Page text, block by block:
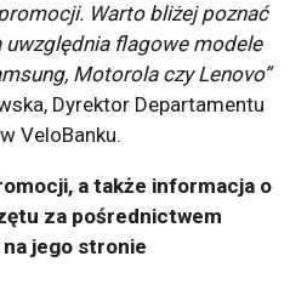
Warto bliżej poznać
flagowe modele
Motorola czy Lenovo”
Dyrektor Departamentu
VeloBanku.
a także informacja o
za pośrednictwem
jego stronie